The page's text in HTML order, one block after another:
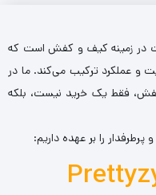
زمینه کیف و کفش است که
و عملکرد ترکیب می‌کند. ما در
فقط یک خرید نیست، بلکه
را بر عهده داریم: